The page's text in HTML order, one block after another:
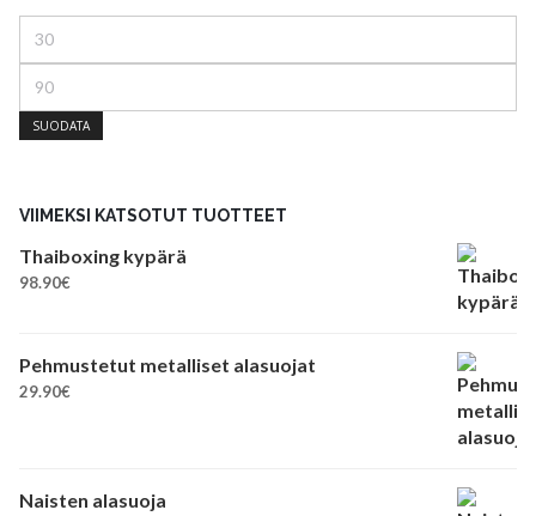
SUODATA
VIIMEKSI KATSOTUT TUOTTEET
Thaiboxing kypärä
98.90€
Pehmustetut metalliset alasuojat
29.90€
Naisten alasuoja